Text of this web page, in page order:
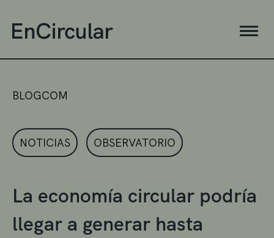
BLOGCOM
NOTICIAS OBSERVATORIO
La economía circular podría
llegar a generar hasta